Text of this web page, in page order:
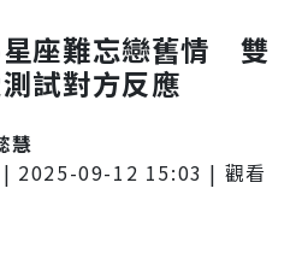
座難忘戀舊情 雙
試對方反應
慧
| 2025-09-12 15:03 | 觀看